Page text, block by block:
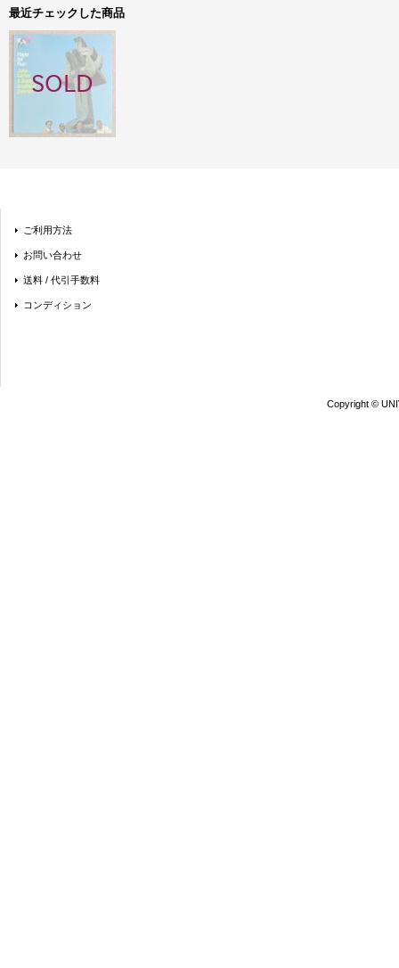
最近チェックした商品
ご利用方法
お問い合わせ
送料 / 代引手数料
コンディション
Copyright ©